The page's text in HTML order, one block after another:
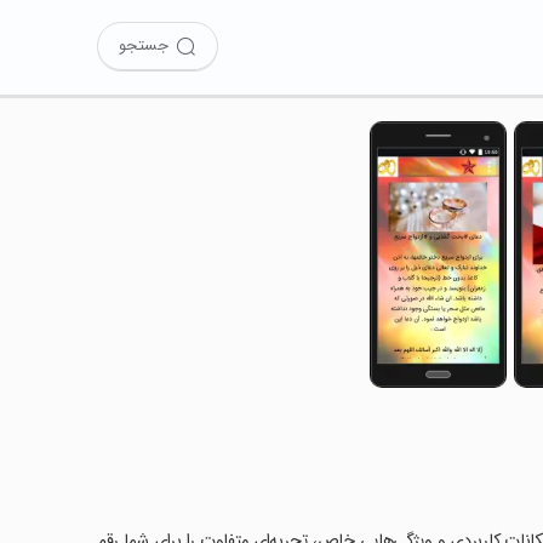
جستجو